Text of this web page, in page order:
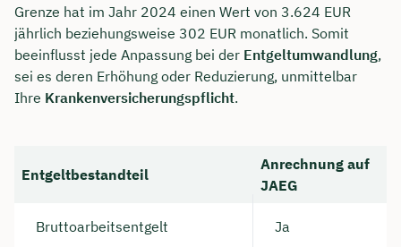
Grenze hat im Jahr 2024 einen Wert von 3.624 EUR
jährlich beziehungsweise 302 EUR monatlich. Somit
beeinflusst jede Anpassung bei der Entgeltumwandlung,
sei es deren Erhöhung oder Reduzierung, unmittelbar
Ihre Krankenversicherungspflicht.
Entgeltbestandteil
Anrechnung auf
JAEG
Bruttoarbeitsentgelt Ja